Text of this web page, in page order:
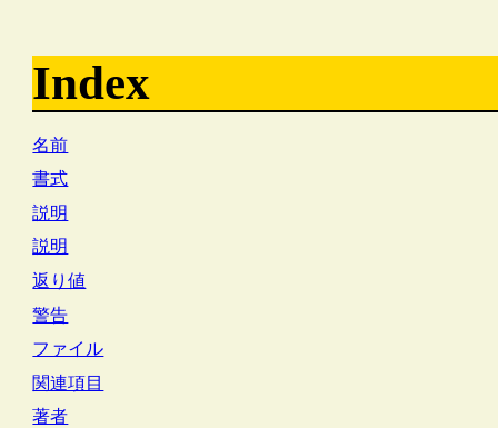
Index
名前
書式
説明
説明
返り値
警告
ファイル
関連項目
著者